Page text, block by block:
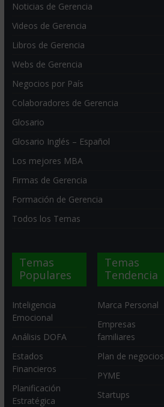
Noticias de Gerencia
Videos de Gerencia
Libros de Gerencia
Webs de Gerencia
Negocios por País
Colaboradores de Gerencia
Glosario
Glosario Inglés – Español
Los mejores MBA
Firmas de Gerencia
Formación de Gerencia
Todos los Temas
Temas
Populares
Inteligencia
Emocional
Análisis DOFA
Estados
Financieros
Planificación
Estratégica
Temas
Tendencia
Marca Personal
Empresas
familiares
Plan de negocios
PYME
Startups